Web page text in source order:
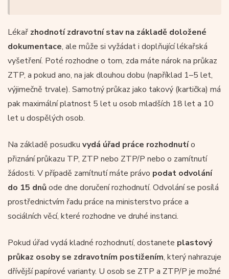
Lékař zhodnotí zdravotní stav na základě doložené
dokumentace, ale může si vyžádat i doplňující lékařská
vyšetření. Poté rozhodne o tom, zda máte nárok na průkaz
ZTP, a pokud ano, na jak dlouhou dobu (například 1–5 let,
výjimečně trvale). Samotný průkaz jako takový (kartička) má
pak maximální platnost 5 let u osob mladších 18 let a 10
let u dospělých osob.
Na základě posudku vydá úřad práce rozhodnutío
přiznání průkazu TP, ZTP nebo ZTP/P nebo o zamítnutí
žádosti. V případě zamítnutí máte právo podat odvolání
do 15 dnůode dne doručení rozhodnutí. Odvolání se posílá
prostřednictvím řadu práce na ministerstvo práce a
sociálních věcí, které rozhodne ve druhé instanci.
Pokud úřad vydá kladné rozhodnutí, dostanete plastový
průkaz osoby se zdravotním postižením, který nahrazuje
dřívější papírové varianty. U osob se ZTP a ZTP/P je možné